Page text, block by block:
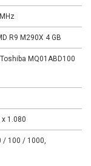
R9 M290X 4 GB
MQ01ABD100
x 1.080
/ 100 / 1000,